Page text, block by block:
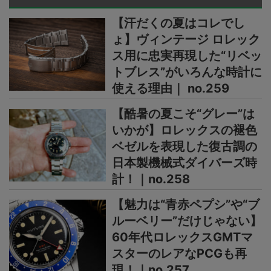
【汗だくの夏はコレでし
ょ】ヴィンテージ ロレック
ス用に忠実再現した“リベッ
トブレス”がいろんな時計に
使える理由｜ no.259
【酷暑の夏こそ“グレー”は
いかが】ロレックスの褪色
ベゼルを表現した復古調の
日本製機械式ダイバーズ時
計！｜no.258
【魅力は“青赤ペプシ”や“ブ
ルーベリー”だけじゃない】
60年代ロレックスGMTマ
スターのレアなPCGも再